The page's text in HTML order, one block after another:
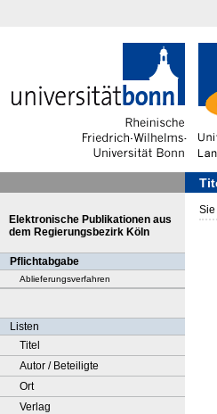
Elektronische Publikationen aus
dem Regierungsbezirk Köln
Pflichtabgabe
Ablieferungsverfahren
Listen
Titel
Autor / Beteiligte
Ort
Verlag
Sie